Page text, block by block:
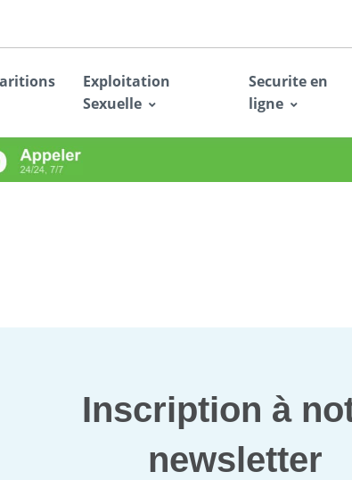
Exploitation
Sexuelle
Securite en
ligne
Inscription à
newsletter